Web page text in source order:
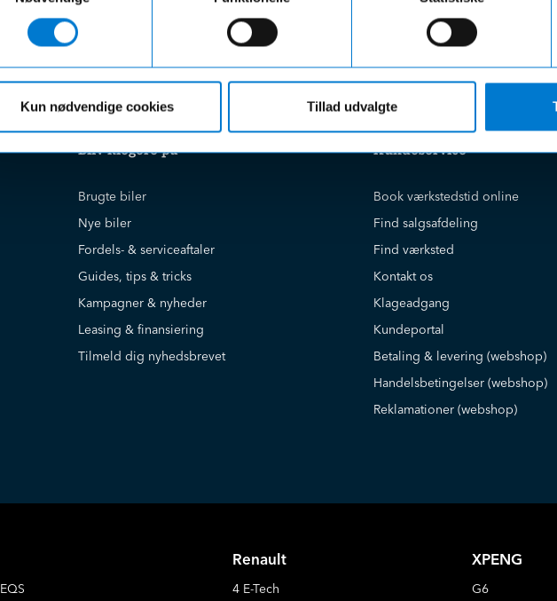
Kun nødvendige cookies Tillad udvalgte
Bliv klogere på
Brugte biler
Nye biler
Fordels- & serviceaftaler
Guides, tips & tricks
Kampagner & nyheder
Leasing & finansiering
Tilmeld dig nyhedsbrevet
Kundeservice
Book værkstedstid online
Find salgsafdeling
Find værksted
Kontakt os
Klageadgang
Kundeportal
Betaling & levering (webshop)
Handelsbetingelser (webshop)
Reklamationer (webshop)
EQS
Renault
4 E-Tech
XPENG
G6